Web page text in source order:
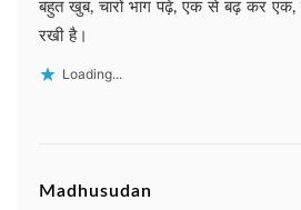
बहुत खुब, चारों भाग पढ़े, एक से बढ़ कर एक,
रखी है।
Loading...
Madhusudan